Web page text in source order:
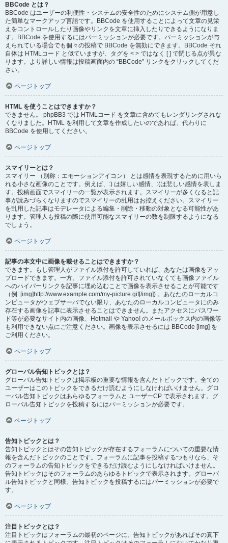
BBCode とは？
BBCode はユーザーの利便性・システムの安全性のためにシステム側が用意し
た簡単なマークアップ言語です。BBCode を使用することによって文章の見栄
えをコントロールしたり画像やリンクを文章に挿入したりできるようになりま
す。BBCode を使用するにはパーミッションが必要です。パーミッションが与
えられている場合でも個々の投稿で BBCode を無効にできます。BBCode それ
自体は HTMLコード と似ていますが、タグを < > ではなく [ ] で閉じる点が異な
ります。より詳しい情報は投稿画面内の “BBCode” リンクをクリックしてくだ
さい。
ページトップ
HTML を使うことはできますか？
できません。 phpBB3 では HTMLコード を文章に含めてもレンダリングされな
くなりました。HTML を利用して文章を作成したいのであれば、代わりに
BBCode を使用してください。
ページトップ
スマイリーとは？
スマイリー （別称：エモーションアイコン） とは感情を表現するために用いら
れる小さな画像のことです。例えば、:) は嬉しい感情、:(は悲しい感情を表しま
す。投稿画面でスマイリーの一覧が表示されます。スマイリーが多くなると記
事が読みづらくなりますのでスマイリーの乱用はお控えください。スマイリー
を乱用した記事はモデレータによる編集・削除・移動の対象となる可能性があ
ります。管理人も投稿の際に使用可能なスマイリーの数を制限するようになる
でしょう。
ページトップ
記事の本文中に画像を載せることはできますか？
できます。もし管理人がファイル添付を許可していれば、あなたは画像をアッ
プロードできます。一方、ファイル添付を許可されていなくても画像ファイル
へのハイパーリンクを記事に埋め込むことで画像を表示させることが可能です
（例: [img]http://www.example.com/my-picture.gif[/img]) 。あなたのローカルコ
ンピュータがウェブサーバでない限り、あなたのローカルコンピュータにのみ
存在する画像を記事に表示させることはできません。またアクセスにパスワー
ド等が必要なサイト内の画像、Hotmail や Yahoo! のメールボックス内の画像等
も利用できない点にご注意ください。画像を表示させるには BBCode [img] を
ご利用ください。
ページトップ
グローバル告知トピックとは？
グローバル告知トピックは掲示板の重要な情報を含んだトピックです。全ての
ユーザーはこのトピックをできるだけ読むようにしなければいけません。グロ
ーバル告知トピックはあらゆるフォーラムと ユーザーCP で表示されます。グ
ローバル告知トピックを投稿するにはパーミッションが必要です。
ページトップ
告知トピックとは？
告知トピックとはその告知トピックが存在するフォーラムについての重要な情
報を含んだトピックのことです。フォーラムに記事を投稿するつもりなら、そ
のフォーラムの告知トピックをできるだけ読むようにしなければいけません。
告知トピックはそのフォーラムのあらゆるトピックで表示されます。グローバ
ル告知トピックと同様、告知トピックを投稿するにはパーミッションが必要で
す。
ページトップ
注目トピックとは？
注目トピックはフォーラムの最初のページに、告知トピックがあればその真下